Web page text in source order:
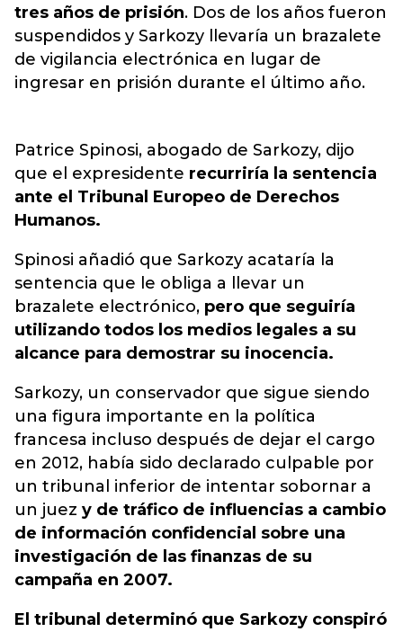
tres años de prisión. Dos de los años fueron
suspendidos y Sarkozy llevaría un brazalete
de vigilancia electrónica en lugar de
ingresar en prisión durante el último año.
Patrice Spinosi, abogado de Sarkozy, dijo
que el expresidente recurriría la sentencia
ante el Tribunal Europeo de Derechos
Humanos.
Spinosi añadió que Sarkozy acataría la
sentencia que le obliga a llevar un
brazalete electrónico, pero que seguiría
utilizando todos los medios legales a su
alcance para demostrar su inocencia.
Sarkozy, un conservador que sigue siendo
una figura importante en la política
francesa incluso después de dejar el cargo
en 2012, había sido declarado culpable por
un tribunal inferior de intentar sobornar a
un juez y de tráfico de influencias a cambio
de información confidencial sobre una
investigación de las finanzas de su
campaña en 2007.
El tribunal determinó que Sarkozy conspiró